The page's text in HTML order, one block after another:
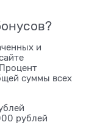
и
суммы всех
рублей